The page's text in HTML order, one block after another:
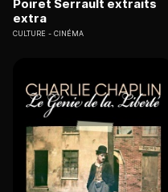
Poiret Serrault extraits
extra
CULTURE CINÉMA